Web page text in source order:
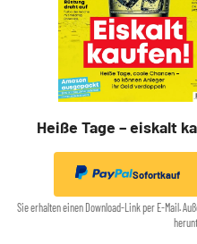
Heiße Tage – eiskalt
Sofortkauf
Sie erhalten einen Download-Link per E-Mail.